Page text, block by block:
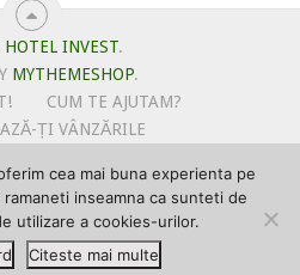
HOTEL INVEST.
MYTHEMESHOP.
CUM TE AJUTAM?
ȚI VÂNZĂRILE
UTILIZARE COOKIE-URI
MEGA-CADOURI LA ABONARE
HOTELINVEST
SI CONDITII
cea mai buna experienta pe
inseamna ca sunteti de
utilizare a cookies-urilor.
Citeste mai multe